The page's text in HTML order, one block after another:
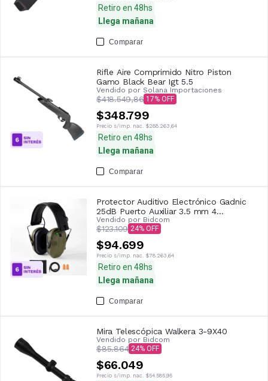
Retiro en 48hs
Llega mañana
Comparar
Rifle Aire Comprimido Nitro Piston
Gamo Black Bear Igt 5.5
Vendido por Solana Importaciones
$418.549,86 17
$348.799
Precio s/imp. nac. $288.263,64
Retiro en 48hs
Llega mañana
Comparar
Protector Auditivo Electrónico Gadnic
25dB Puerto Auxiliar 3.5 mm 4
Micrófonos Apagado Automático Para
Caza y Tiro
Vendido por Bidcom
$123.109 24
$94.699
Precio s/imp. nac. $78.263,64
Retiro en 48hs
Llega mañana
Comparar
Mira Telescópica Walkera 3-9X40
Vendido por Bidcom
$85.864 24
$66.049
Precio s/imp. nac. $54.585,95